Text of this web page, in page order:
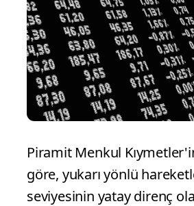
Piramit Menkul
göre, yukarı yönlü
seviyesinin yatay direnç